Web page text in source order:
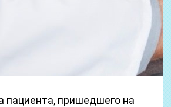
пациента, пришедшего на